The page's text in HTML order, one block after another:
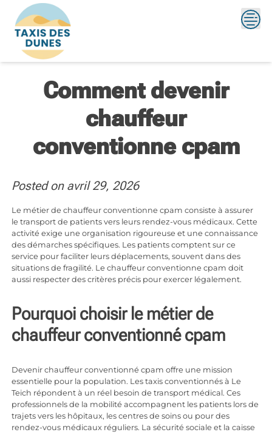
content
Comment devenir
chauffeur
conventionne cpam
Posted on avril 29, 2026
Le métier de chauffeur conventionne cpam consiste à assurer
le transport de patients vers leurs rendez-vous médicaux. Cette
activité exige une organisation rigoureuse et une connaissance
des démarches spécifiques. Les patients comptent sur ce
service pour faciliter leurs déplacements, souvent dans des
situations de fragilité. Le chauffeur conventionne cpam doit
aussi respecter des critères précis pour exercer légalement.
Pourquoi choisir le métier de
chauffeur conventionné cpam
Devenir chauffeur conventionné cpam offre une mission
essentielle pour la population. Lestaxis conventionnés à Le
Teich répondent à un réel besoin de transport médical. Ces
professionnels de la mobilité accompagnent les patients lors de
trajets vers les hôpitaux, les centres de soins ou pour des
rendez-vous médicaux réguliers. La sécurité sociale et la caisse